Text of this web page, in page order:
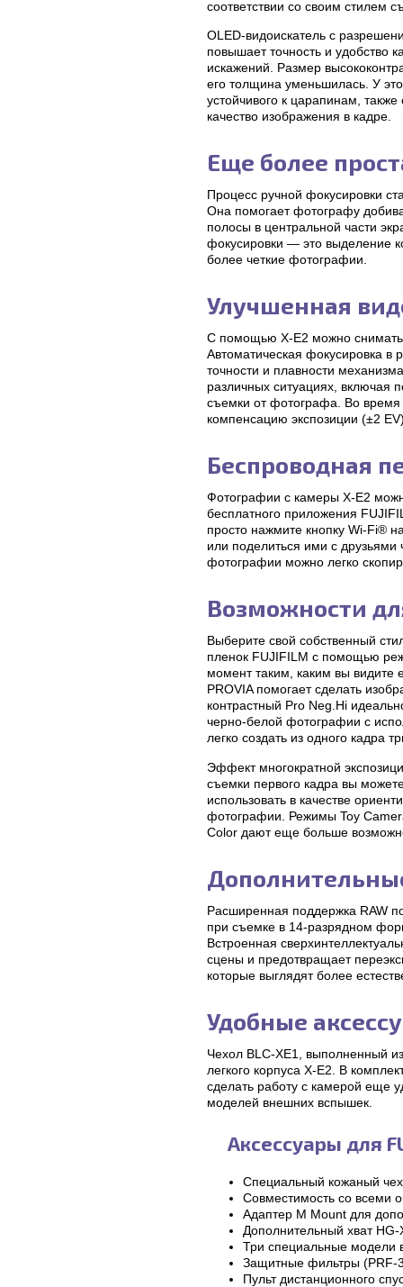
соответствии со своим стилем
OLED-видоискатель с
повышает точность и удобство
искажений. Размер
его толщина уменьшилась. У
устойчивого к царапинам,
качество изображения в кадре.
Еще более
Процесс ручной фокусировки
Она помогает фотографу
полосы в центральной части
фокусировки — это выделение
более четкие фотографии.
Улучшенная
С помощью X-E2 можно снимать
Автоматическая фокусировка
точности и плавности
различных ситуациях, включая
съемки от фотографа. Во время
компенсацию экспозиции (±2
Беспроводная
Фотографии с камеры X-E2
бесплатного приложения
просто нажмите кнопку Wi-Fi®
или поделиться ими с
фотографии можно легко
Возможности
Выберите свой собственный
пленок FUJIFILM с помощью
момент таким, каким вы видите
PROVIA помогает сделать
контрастный Pro Neg.Hi
черно-белой фотографии с
легко создать из одного кадра
Эффект многократной
съемки первого кадра вы
использовать в качестве
фотографии. Режимы Toy
Color дают еще больше
Расширенная поддержка RAW
при съемке в 14-разрядном
Встроенная
сцены и предотвращает
которые выглядят более
Удобные
Чехол BLC-XE1, выполненный
легкого корпуса X-E2. В
сделать работу с камерой еще
моделей внешних вспышек.
Аксессуары для
Специальный кожаный
Совместимость со всеми
Адаптер M Mount для
Дополнительный хват HG-
Три специальные модели
Защитные фильтры (PRF-
Пульт дистанционного